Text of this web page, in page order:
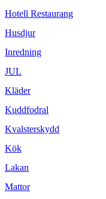
Hotell Restaurang
Husdjur
Inredning
JUL
Kläder
Kuddfodral
Kvalsterskydd
Kök
Lakan
Mattor